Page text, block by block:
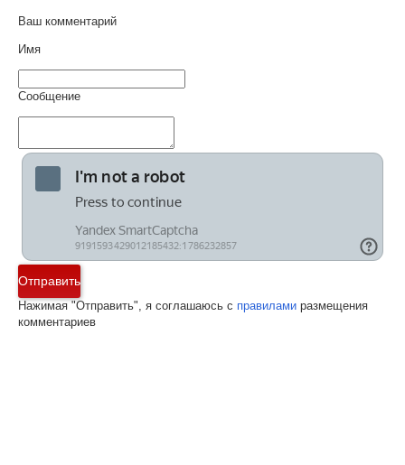
Ваш комментарий
Имя
Сообщение
Отправить
Нажимая "Отправить", я соглашаюсь с правилами размещения
комментариев